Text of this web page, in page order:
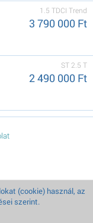
1.5 TDCI Trend
3 790 000 Ft
ST 2.5 T
2 490 000 Ft
(cookie) használ, az
szerint.